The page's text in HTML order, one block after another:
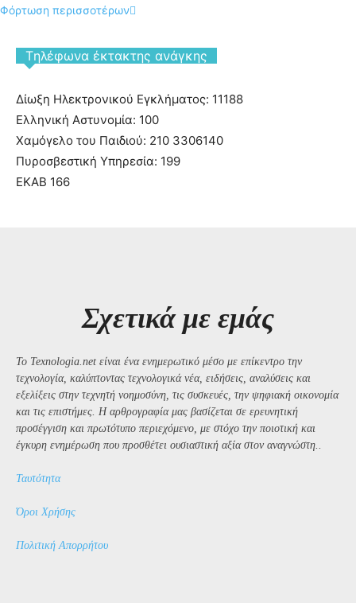
Φόρτωση περισσοτέρων
Tηλέφωνα έκτακτης ανάγκης
Δίωξη Ηλεκτρονικού Εγκλήματος: 11188
Ελληνική Αστυνομία: 100
Χαμόγελο του Παιδιού: 210 3306140
Πυροσβεστική Υπηρεσία: 199
ΕΚΑΒ 166
Σχετικά με εμάς
Το Texnologia.net είναι ένα ενημερωτικό μέσο με επίκεντρο την
τεχνολογία, καλύπτοντας τεχνολογικά νέα, ειδήσεις, αναλύσεις και
εξελίξεις στην τεχνητή νοημοσύνη, τις συσκευές, την ψηφιακή οικονομία
και τις επιστήμες. Η αρθρογραφία μας βασίζεται σε ερευνητική
προσέγγιση και πρωτότυπο περιεχόμενο, με στόχο την ποιοτική και
έγκυρη ενημέρωση που προσθέτει ουσιαστική αξία στον αναγνώστη..
Ταυτότητα
Όροι Χρήσης
Πολιτική Απορρήτου